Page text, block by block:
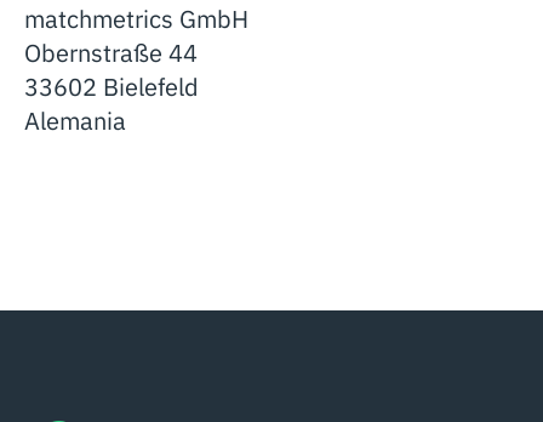
matchmetrics GmbH
Obernstraße 44
33602 Bielefeld
Alemania